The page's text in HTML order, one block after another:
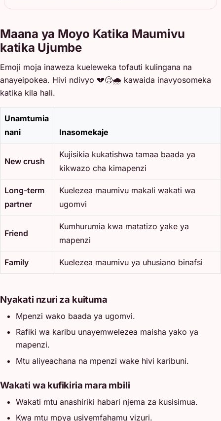
Maana ya Moyo Katika Maumivu
katika Ujumbe
Emoji moja inaweza kueleweka tofauti kulingana na
anayeipokea. Hivi ndivyo 💔😢🌧️ kawaida inavyosomeka
katika kila hali.
Unamtumia
nani
Inasomekaje
New crush
Kujisikia kukatishwa tamaa baada ya
kikwazo cha kimapenzi
Long-term
partner
Kuelezea maumivu makali wakati wa
ugomvi
Friend
Kumhurumia kwa matatizo yake ya
mapenzi
Family Kuelezea maumivu ya uhusiano binafsi
Nyakati nzuri za kuituma
Mpenzi wako baada ya ugomvi.
Rafiki wa karibu unayemwelezea maisha yako ya
mapenzi.
Mtu aliyeachana na mpenzi wake hivi karibuni.
Wakati wa kufikiria mara mbili
Wakati mtu anashiriki habari njema za kusisimua.
Kwa mtu mpya usiyemfahamu vizuri.